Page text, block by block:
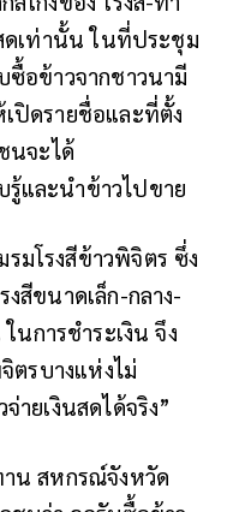
ดเท่านั้น ในที่ประชุม
ซื้อข้าวจากชาวนามี
ปิดรายชื่อและที่ตั้ง
นจะได้
และนำข้าวไปขาย
มโรงสีข้าวพิจิตร ซึ่ง
สีขนาดเล็ก-กลาง-
นการชำระเงิน จึง
ตรบางแห่งไม่
ายเงินสดได้จริง”
น สหกรณ์จังหวัด